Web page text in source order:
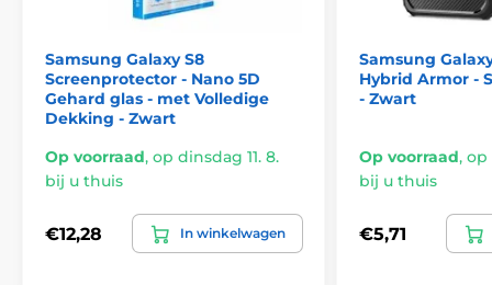
Iedereen kan het aanbrengen
Een ander groot voordeel van deze 5D screenprotector
voor Samsung Galaxy S8 is de
applicatie. Dankzij deapplicatieset
is het bevestigen
op het display van je smartphone echt kinderspel.
Na het reinigen van het display met de meegeleverde
doekjes,
breng je een paar druppels van de
Samsung Galaxy S8
Screenprotector - Nano 5D
Gehard glas - met Volledige
Dekking - Zwart
Op voorraad, op dinsdag 11. 8.
bij u thuis
€12,28 In winkelwagen
Samsung
Hybrid Armor -
- Zwart
Op voorraad, op
bij u thuis
€5,71